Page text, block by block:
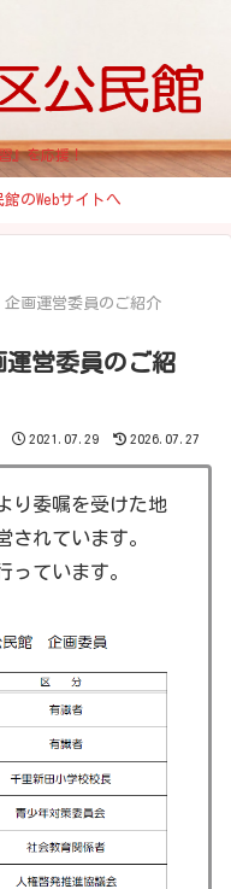
』を応援！
のWebサイトへ
画運営委員のご紹介
営委員のご紹
2021.07.29 2026.07.27
り委嘱を受けた地
されています。
っています。